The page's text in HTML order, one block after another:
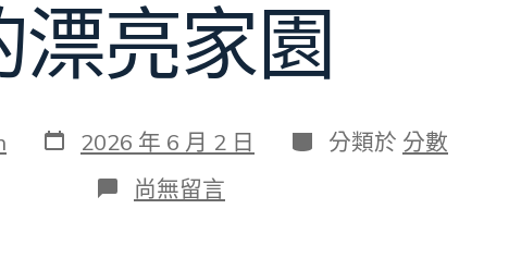
漂亮家園
發
表
2026 年 6 月 2 日 分
類
分類於 分數
在
〈【好
尚無留言